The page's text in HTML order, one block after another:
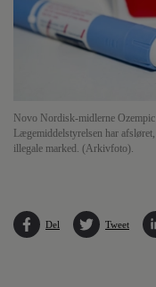
Novo Nordisk-midlerne
Lægemiddelstyrelsen har
illegale marked. (Arkivfoto).
Del Tweet